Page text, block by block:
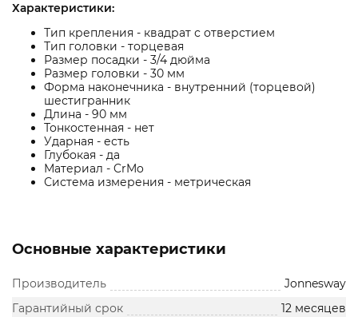
Характеристики:
Тип крепления - квадрат с отверстием
Тип головки - торцевая
Размер посадки - 3/4 дюйма
Размер головки - 30 мм
Форма наконечника - внутренний (торцевой)
шестигранник
Длина - 90 мм
Тонкостенная - нет
Ударная - есть
Глубокая - да
Материал - CrMo
Система измерения - метрическая
Основные характеристики
Производитель
Jonnesway
Гарантийный срок
12 месяцев